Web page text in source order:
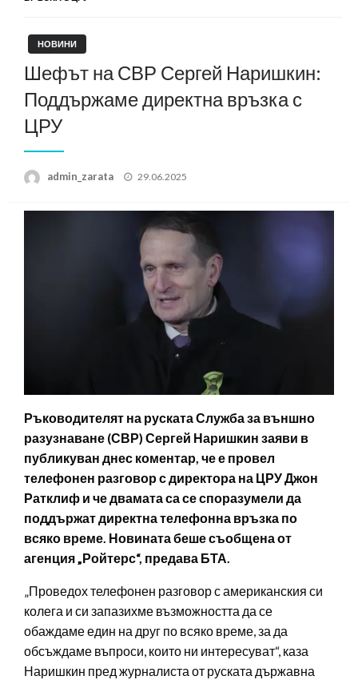
НОВИНИ
Шефът на СВР Сергей Наришкин:
Поддържаме директна връзка с
ЦРУ
admin_zarata
Posted
29.06.2025
Ръководителят на руската Служба за външно
разузнаване (СВР) Сергей Наришкин заяви в
публикуван днес коментар, че е провел
телефонен разговор с директора на ЦРУ Джон
Ратклиф и че двамата са се споразумели да
поддържат директна телефонна връзка по
всяко време. Новината беше съобщена от
агенция „Ройтерс“, предава БТА.
„Проведох телефонен разговор с американския си
колега и си запазихме възможността да се
обаждаме един на друг по всяко време, за да
обсъждаме въпроси, които ни интересуват“, каза
Наришкин пред журналиста от руската държавна